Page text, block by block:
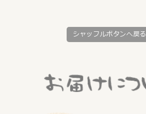
シャッフルボタンへ戻る